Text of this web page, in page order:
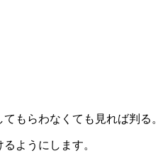
もらわなくても見れば判る。
ようにします。